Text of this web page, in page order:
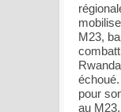
M23,
pour
au